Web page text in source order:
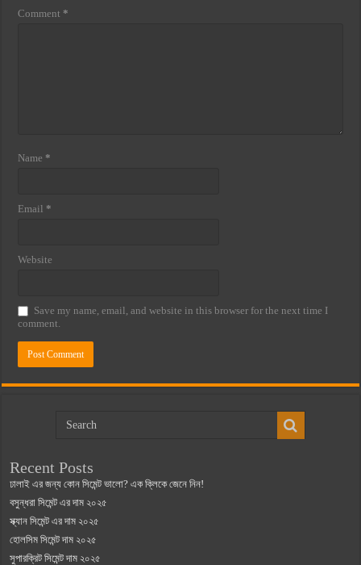
Comment *
Name *
Email *
Website
Save my name, email, and website in this browser for the next time I
comment.
Recent Posts
ঢালাই এর জন্য কোন সিমেন্ট ভালো? এক ক্লিকে জেনে নিন!
বসুন্ধরা সিমেন্ট এর দাম ২০২৫
স্ক্যান সিমেন্ট এর দাম ২০২৫
হোলসিম সিমেন্ট দাম ২০২৫
সুপারক্রিট সিমেন্ট দাম ২০২৫